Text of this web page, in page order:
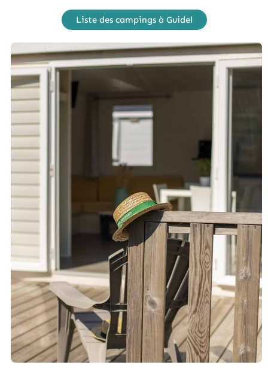
Liste des campings à Guidel